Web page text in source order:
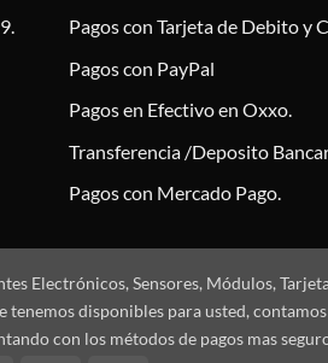
Pagos con Tarjeta de Debito y
Pagos con PayPal
Pagos en Efectivo en Oxxo.
Transferencia /Deposito
Pagos con Mercado Pago.
Electrónicos, Sensores, Módulos,
disponibles para usted,
con los métodos de pagos mas